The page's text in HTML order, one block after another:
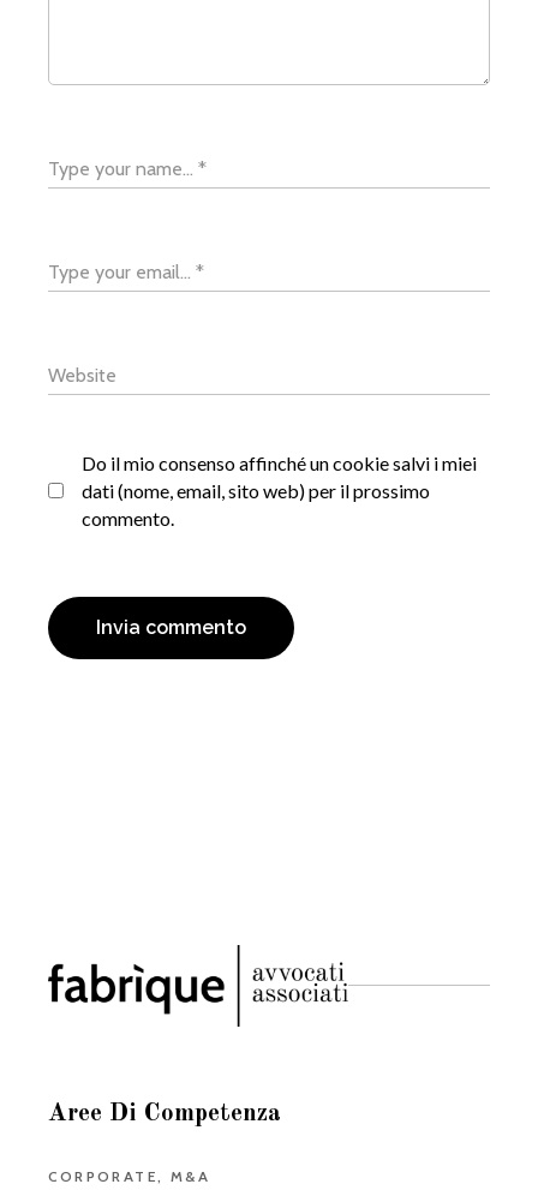
Do il mio consenso affinché un cookie salvi i miei
dati (nome, email, sito web) per il prossimo
commento.
Invia commento
Aree Di Competenza
CORPORATE, M&A